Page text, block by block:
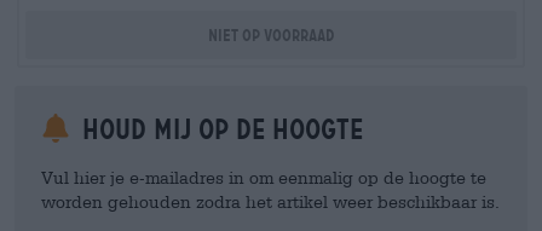
Niet op voorraad
Houd mij op de hoogte
Vul hier je e-mailadres in om eenmalig op de hoogte te
worden gehouden zodra het artikel weer beschikbaar is.